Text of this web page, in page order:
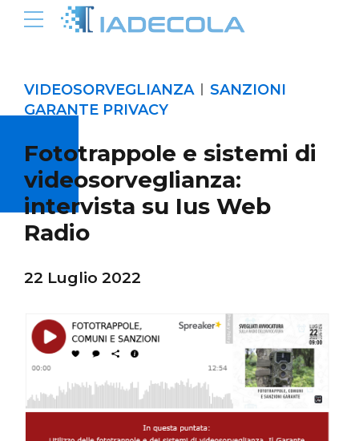
VIDEOSORVEGLIANZA
SANZIONI
GARANTE PRIVACY
Fototrappole e sistemi di
videosorveglianza:
intervista su Ius Web
Radio
22 Luglio 2022